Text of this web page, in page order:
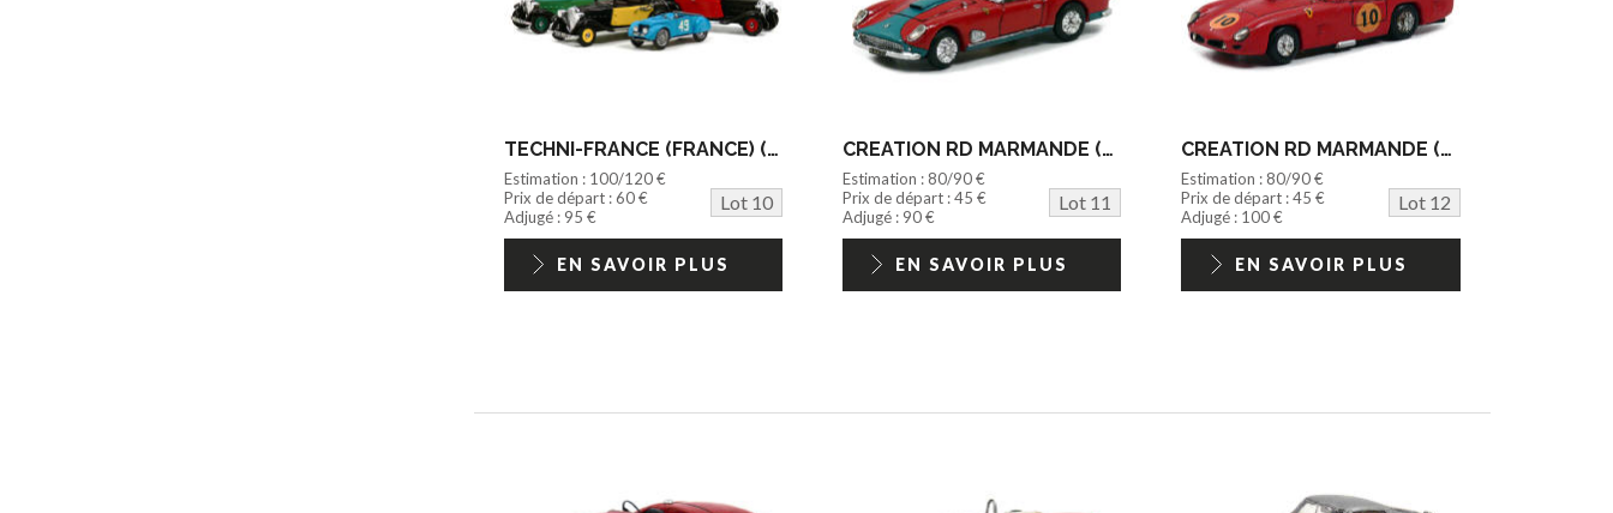
TECHNI-FRANCE (FRANCE) (4)
Estimation : 100/120 €
Prix de départ : 60 €
Lot 10
Adjugé : 95 €
EN SAVOIR PLUS
CREATION RD MARMANDE (FRANCE) (1)
Estimation : 80/90 €
Prix de départ : 45 €
Lot 11
Adjugé : 90 €
EN SAVOIR PLUS
CREATION RD MARMANDE (FRANCE) (1)
Estimation : 80/90 €
Prix de départ : 45 €
Lot 12
Adjugé : 100 €
EN SAVOIR PLUS